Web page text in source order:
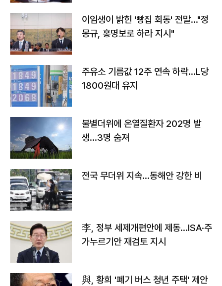
이임생이 밝힌 '빵집 회동' 전말…"정
몽규, 홍명보로 하라 지시"
주유소 기름값 12주 연속 하락…L당
1800원대 유지
불볕더위에 온열질환자 202명 발
생…3명 숨져
전국 무더위 지속…동해안 강한 비
李, 정부 세제개편안에 제동…ISA·주
가누르기안 재검토 지시
與, 황희 '폐기 버스 청년 주택' 제안